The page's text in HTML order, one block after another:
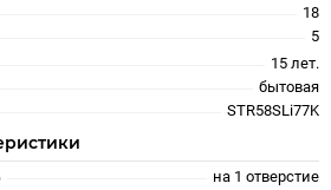
18
5
15 лет.
бытовая
STR58SLi77K
на 1 отверстие